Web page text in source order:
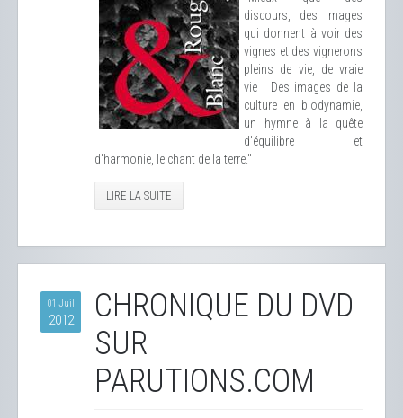
discours, des images
qui donnent à voir des
vignes et des vignerons
pleins de vie, de vraie
vie ! Des images de la
culture en biodynamie,
un hymne à la quête
d'équilibre et
d'harmonie, le chant de la terre."
LIRE LA SUITE
01 Juil
2012
CHRONIQUE DU DVD
SUR
PARUTIONS.COM